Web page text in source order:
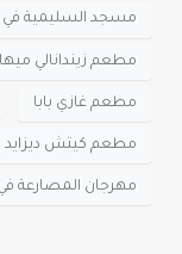
مسجد السليمية في
مطعم زيندانالي
مطعم غازي بابا
مطعم كيتش ديزايد
مهرجان المصارعة في